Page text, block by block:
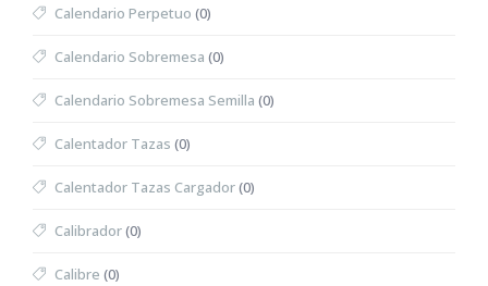
Calendario Perpetuo (0)
Calendario Sobremesa (0)
Calendario Sobremesa Semilla (0)
Calentador Tazas (0)
Calentador Tazas Cargador(0)
Calibrador(0)
Calibre (0)